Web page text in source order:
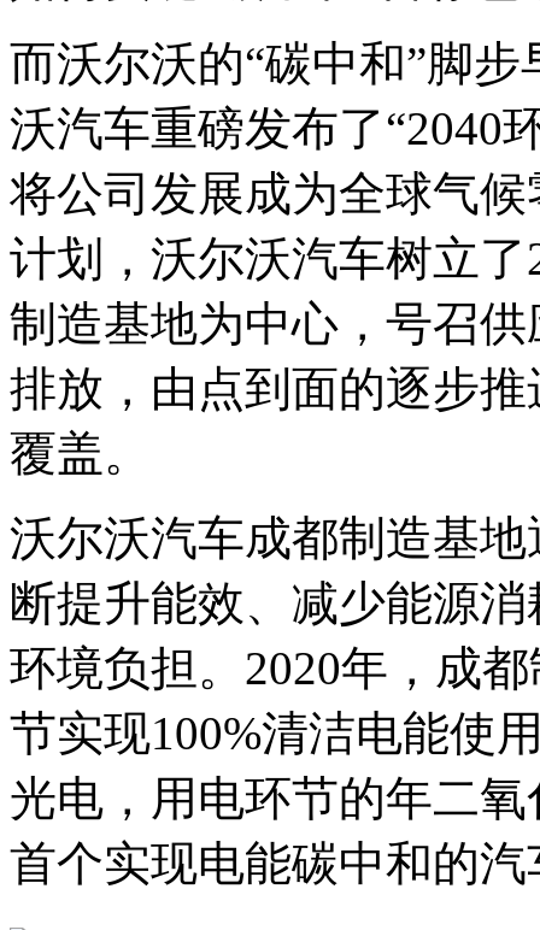
而沃尔沃的“碳中和”脚
沃汽车重磅发布了“2040
将公司发展成为全球气
计划，沃尔沃汽车树立
制造基地为中心，号召
排放，由点到面的逐步
覆盖。
沃尔沃汽车成都制造基
断提升能效、减少能源
环境负担。2020年，成
节实现100%清洁电能使
光电，用电环节的年二
首个实现电能碳中和的